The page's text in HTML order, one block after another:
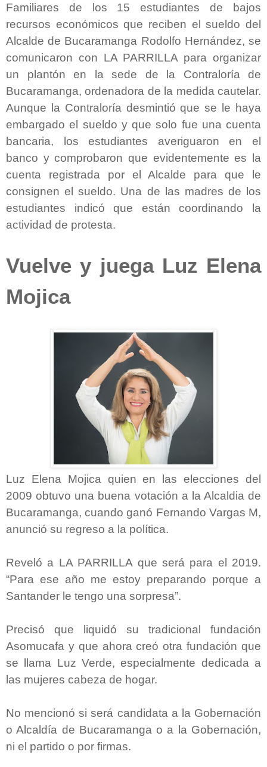
Familiares de los 15 estudiantes de bajos
recursos económicos que reciben el sueldo del
Alcalde de Bucaramanga Rodolfo Hernández, se
comunicaron con LA PARRILLA para organizar
un plantón en la sede de la Contraloría de
Bucaramanga, ordenadora de la medida cautelar.
Aunque la Contraloría desmintió que se le haya
embargado el sueldo y que solo fue una cuenta
bancaria, los estudiantes averiguaron en el
banco y comprobaron que evidentemente es la
cuenta registrada por el Alcalde para que le
consignen el sueldo. Una de las madres de los
estudiantes indicó que están coordinando la
actividad de protesta.
Vuelve y juega Luz Elena
Mojica
Luz Elena Mojica quien en las elecciones del
2009 obtuvo una buena votación a la Alcaldia de
Bucaramanga, cuando ganó Fernando Vargas M,
anunció su regreso a la política.
Reveló a LA PARRILLA que será para el 2019.
“Para ese año me estoy preparando porque a
Santander le tengo una sorpresa”.
Precisó que liquidó su tradicional fundación
Asomucafa y que ahora creó otra fundación que
se llama Luz Verde, especialmente dedicada a
las mujeres cabeza de hogar.
No mencionó si será candidata a la Gobernación
o Alcaldía de Bucaramanga o a la Gobernación,
ni el partido o por firmas.